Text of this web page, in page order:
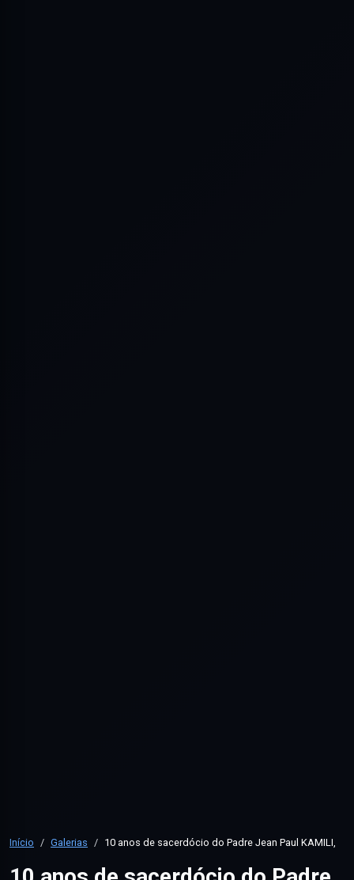
Início Galerias 10 anos de sacerdócio do Padre Jean Paul KAMILI,